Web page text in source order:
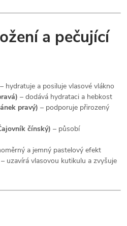
a pečující
– hydratuje a posiluje vlasové vlákno
– dodává hydrataci a hebkost
pravý) – podporuje přirozený
čínský) – působí
a jemný pastelový efekt
– uzavírá vlasovou kutikulu a zvyšuje